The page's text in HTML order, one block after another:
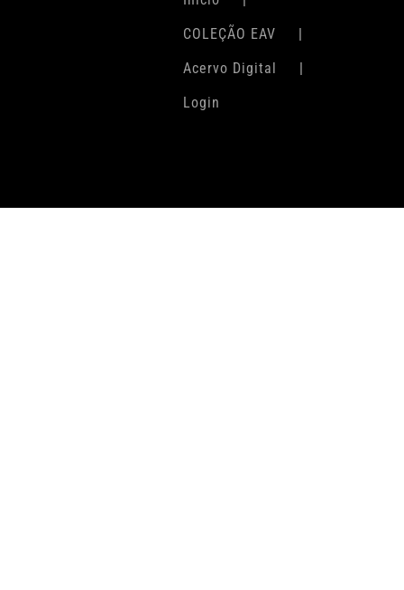
COLEÇÃO EAV
Acervo Digital
Login